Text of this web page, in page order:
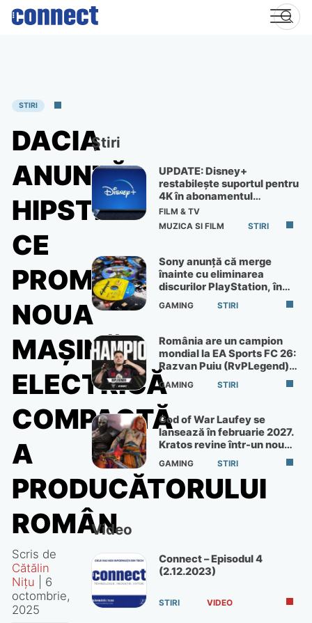
Skip
STIRI
DACIA
ANUNȚĂ
HIPSTER:
CE
PROMITE
NOUA
MAȘINĂ
ELECTRICĂ
COMPACTĂ
A
PRODUCĂTORULUI
ROMÂN
Scris de
Cătălin
Nițu
6
octombrie,
2025
Știri
UPDATE: Disney+
restabilește suportul pentru
4K în abonamentul
Premium
FILM & TV
MUZICA SI FILM
STIRI
Sony anunță că merge
înainte cu eliminarea
discurilor PlayStation, în
ciuda protestelor
GAMING STIRI
România are un campion
mondial la EA Sports FC 26:
Razvan Puiu (RvPLegend)
câștigă turneul de la Paris
GAMING STIRI
God of War Laufey se
lansează în februarie 2027.
Kratos revine într-un nou
God of War
GAMING STIRI
Video
Connect – Episodul 4
(2.12.2023)
STIRI VIDEO